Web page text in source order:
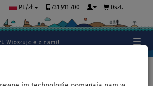
PL/zł 731 911 700 0szt.